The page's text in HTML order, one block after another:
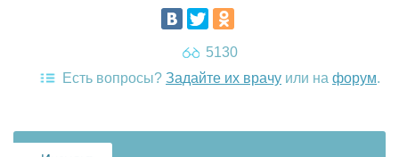
5130
Есть вопросы? Задайте их врачу или на форум.